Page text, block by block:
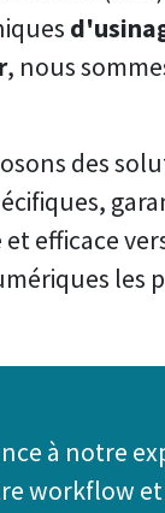
, nous
des
efficace
les
à notre
workflow